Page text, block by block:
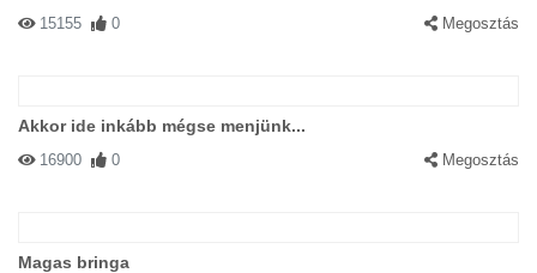
15155 0 Megosztás
Akkor ide inkább mégse menjünk...
16900 0 Megosztás
Magas bringa